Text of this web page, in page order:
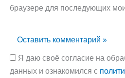
браузере для последующих
Я даю своё согласие на
данных и ознакомился с